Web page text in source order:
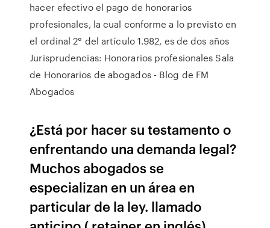
hacer efectivo el pago de honorarios
profesionales, la cual conforme a lo previsto en
el ordinal 2° del artículo 1.982, es de dos años
Jurisprudencias: Honorarios profesionales Sala
de Honorarios de abogados - Blog de FM
Abogados
¿Está por hacer su testamento o
enfrentando una demanda legal?
Muchos abogados se
especializan en un área en
particular de la ley. llamado